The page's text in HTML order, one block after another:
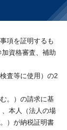
項を証明するも
資格審査、補助
査等に使用）の2
。）の請求に基
本人（法人の場
）が納税証明書